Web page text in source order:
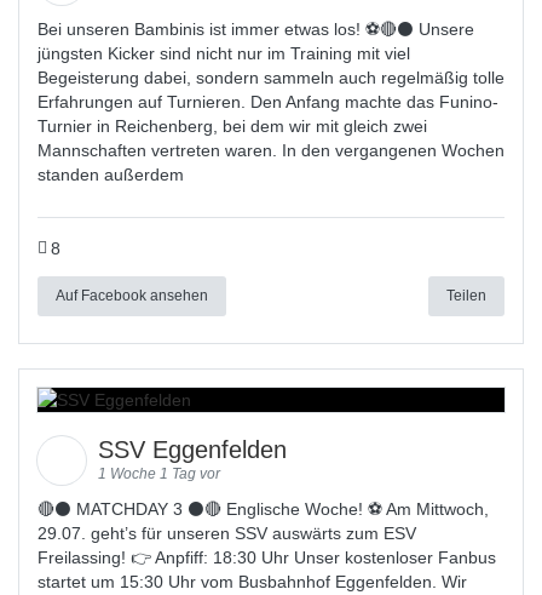
Bei unseren Bambinis ist immer etwas los! ⚽️🔴⚫ Unsere
jüngsten Kicker sind nicht nur im Training mit viel
Begeisterung dabei, sondern sammeln auch regelmäßig tolle
Erfahrungen auf Turnieren. Den Anfang machte das Funino-
Turnier in Reichenberg, bei dem wir mit gleich zwei
Mannschaften vertreten waren. In den vergangenen Wochen
standen außerdem
8
Auf Facebook ansehen Teilen
SSV Eggenfelden
1 Woche 1 Tag vor
🔴⚫️ MATCHDAY 3 ⚫️🔴 Englische Woche! ⚽ Am Mittwoch,
29.07. geht’s für unseren SSV auswärts zum ESV
Freilassing! 👉 Anpfiff: 18:30 Uhr Unser kostenloser Fanbus
startet um 15:30 Uhr vom Busbahnhof Eggenfelden. Wir